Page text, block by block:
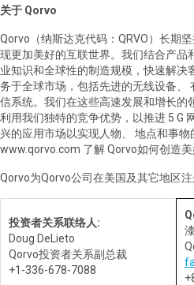
关于 Qorvo
Qorvo （纳斯达克代码： QRVO）长期
现更加美好的互联世界。我们结合产品
业知识和全球性的制造规模，快速解决
务于全球市场，包括先进的无线设备、
信系统。我们在这些高速发展和增长的
利用我们独特的竞争优势，以推进 5 G
兴的应用市场以实现人物、
地点和事物
www.qorvo.com 了解Qorvo如何创造美
Qorvo为Qorvo公司在美国及其它地区注
投资者关系联络人:
Doug DeLieto
Qorvo投资者关系副总裁
+1-336-678-7088